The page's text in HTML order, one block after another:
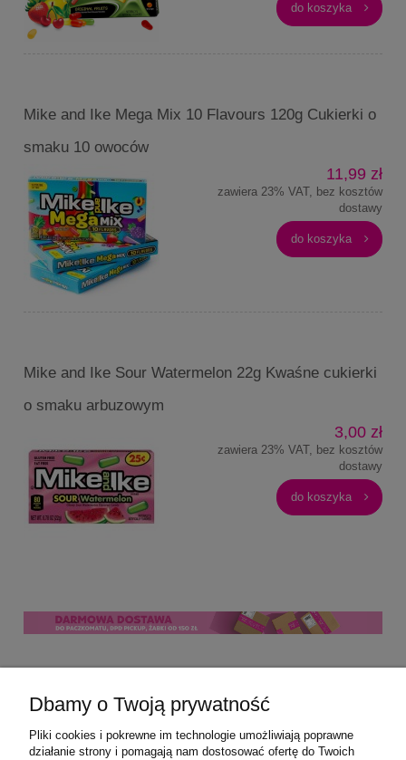
do koszyka
Mike and Ike Mega Mix 10 Flavours 120g Cukierki o
smaku 10 owoców
11,99 zł
zawiera 23% VAT, bez kosztów
dostawy
do koszyka
Mike and Ike Sour Watermelon 22g Kwaśne cukierki
o smaku arbuzowym
3,00 zł
zawiera 23% VAT, bez kosztów
dostawy
do koszyka
Moje konto
Dbamy o Twoją prywatność
Pliki cookies i pokrewne im technologie umożliwiają poprawne
działanie strony i pomagają nam dostosować ofertę do Twoich